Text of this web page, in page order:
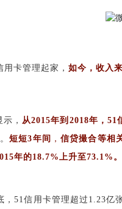
卡管理起家， 如今，收入
示，从2015年到2018年，51
。短短3年间 ，信贷撮合等相
年的18.7%上升至73.1%。
，51信用卡管理超过1.23亿